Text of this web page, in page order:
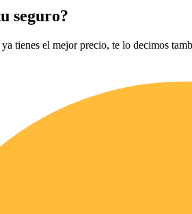
seguro?
tienes el mejor precio, te lo decimos